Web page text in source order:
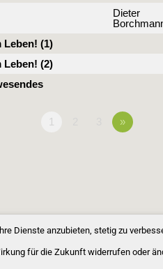
Dieter
Leben! (1)
Leben! (2)
1 »
Dienste anzubieten, stetig zu
für die Zukunft widerrufen oder